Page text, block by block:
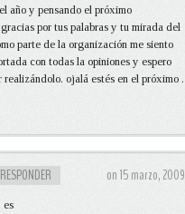
año y pensando el próximo
por tus palabras y tu mirada del
parte de la organización me siento
con todas la opiniones y espero
realizándolo. ojalá estés en el próximo .
RESPONDER on 15 marzo, 2009
es